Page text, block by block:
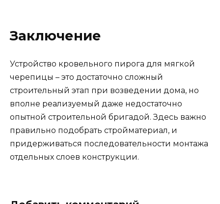
Заключение
Устройство кровельного пирога для мягкой
черепицы – это достаточно сложный
строительный этап при возведении дома, но
вполне реализуемый даже недостаточно
опытной строительной бригадой. Здесь важно
правильно подобрать стройматериал, и
придерживаться последовательности монтажа
отдельных слоев конструкции.